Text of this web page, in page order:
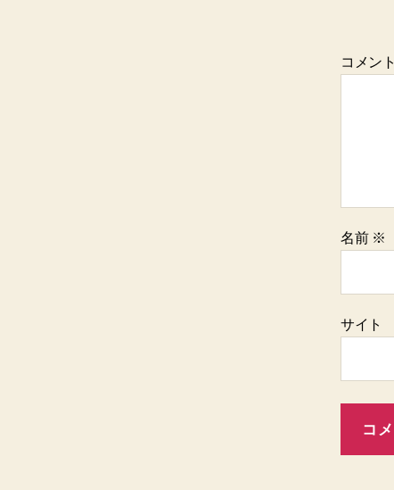
コメント
名前 ※
サイト